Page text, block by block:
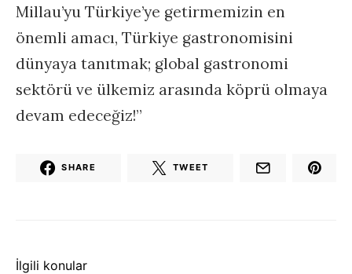
Millau’yu Türkiye’ye getirmemizin en
önemli amacı, Türkiye gastronomisini
dünyaya tanıtmak; global gastronomi
sektörü ve ülkemiz arasında köprü olmaya
devam edeceğiz!”
SHARE TWEET
İlgili konular